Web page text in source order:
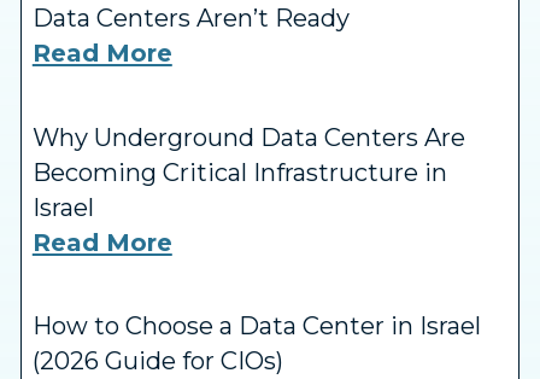
Data Centers Aren’t Ready
Read More
Why Underground Data Centers Are
Becoming Critical Infrastructure in
Israel
Read More
How to Choose a Data Center in Israel
(2026 Guide for CIOs)